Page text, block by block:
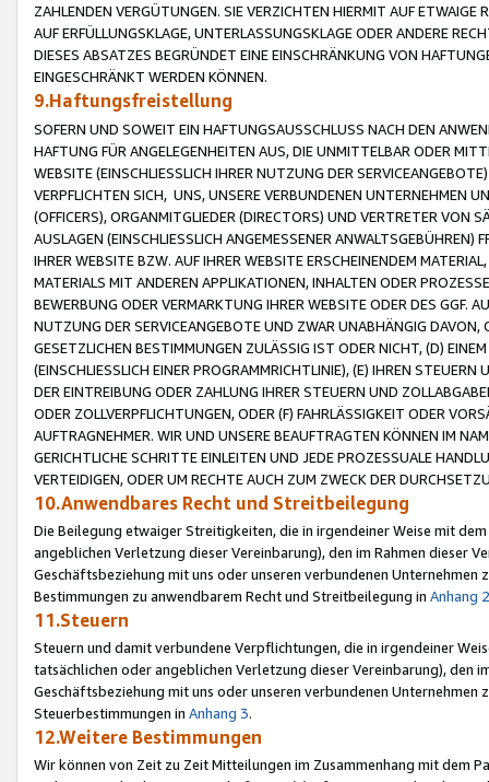
ZAHLENDEN VERGÜTUNGEN. SIE VERZICHTEN HIERMIT AUF
AUF ERFÜLLUNGSKLAGE, UNTERLASSUNGSKLAGE ODER ANDERE
DIESES ABSATZES BEGRÜNDET EINE EINSCHRÄNKUNG VON
EINGESCHRÄNKT WERDEN KÖNNEN.
9.Haftungsfreistellung
SOFERN UND SOWEIT EIN HAFTUNGSAUSSCHLUSS NACH DEN
HAFTUNG FÜR ANGELEGENHEITEN AUS, DIE UNMITTELBAR ODER
WEBSITE (EINSCHLIESSLICH IHRER NUTZUNG DER
VERPFLICHTEN SICH, UNS, UNSERE VERBUNDENEN UNTERNEHMEN
(OFFICERS), ORGANMITGLIEDER (DIRECTORS) UND VERTRETER VON
AUSLAGEN (EINSCHLIESSLICH ANGEMESSENER
IHRER WEBSITE BZW. AUF IHRER WEBSITE ERSCHEINENDEM
MATERIALS MIT ANDEREN APPLIKATIONEN, INHALTEN ODER
BEWERBUNG ODER VERMARKTUNG IHRER WEBSITE ODER DES GGF.
NUTZUNG DER SERVICEANGEBOTE UND ZWAR UNABHÄNGIG
GESETZLICHEN BESTIMMUNGEN ZULÄSSIG IST ODER NICHT, (D)
(EINSCHLIESSLICH EINER PROGRAMMRICHTLINIE), (E) IHREN
DER EINTREIBUNG ODER ZAHLUNG IHRER STEUERN UND
ODER ZOLLVERPFLICHTUNGEN, ODER (F) FAHRLÄSSIGKEIT ODER
AUFTRAGNEHMER. WIR UND UNSERE BEAUFTRAGTEN KÖNNEN IM
GERICHTLICHE SCHRITTE EINLEITEN UND JEDE PROZESSUALE
VERTEIDIGEN, ODER UM RECHTE AUCH ZUM ZWECK DER
10.Anwendbares Recht und Streitbeilegung
Die Beilegung etwaiger Streitigkeiten, die in irgendeiner Weise mit
angeblichen Verletzung dieser Vereinbarung), den im Rahmen dieser
Geschäftsbeziehung mit uns oder unseren verbundenen
Bestimmungen zu anwendbarem Recht und Streitbeilegung in Anhang 2
11.Steuern
Steuern und damit verbundene Verpflichtungen, die in irgendeiner
tatsächlichen oder angeblichen Verletzung dieser Vereinbarung), den
Geschäftsbeziehung mit uns oder unseren verbundenen
Steuerbestimmungen in Anhang 3.
12.Weitere Bestimmungen
Wir können von Zeit zu Zeit Mitteilungen im Zusammenhang mit dem